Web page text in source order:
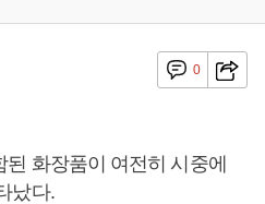
0
화장품이 여전히 시중에
났다.